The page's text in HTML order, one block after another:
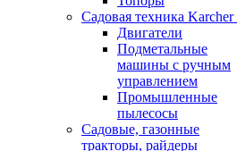
Садовая техника Karcher
Двигатели
Подметальные
машины с ручным
управлением
Промышленные
пылесосы
Садовые, газонные
тракторы, райдеры